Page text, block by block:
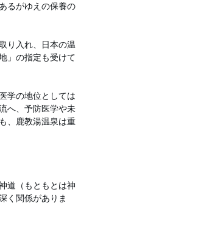
るがゆえの保養の
り入れ、日本の温
」の指定も受けて
学の地位としては
へ、予防医学や未
、鹿教湯温泉は重
道（もともとは神
く関係がありま